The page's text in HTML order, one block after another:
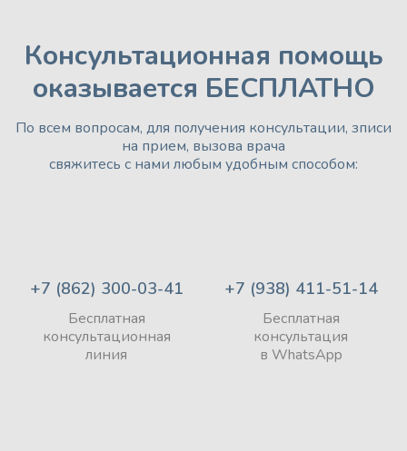
Консультационная помощь
оказывается БЕСПЛАТНО
По всем вопросам, для получения консультации, зписи
на прием, вызова врача
свяжитесь с нами любым удобным способом:
+7 (862) 300-03-41
Бесплатная
консультационная
линия
+7 (938) 411-51-14
Бесплатная
консультация
в WhatsApp